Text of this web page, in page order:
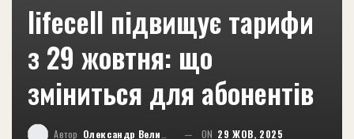
lifecell підвищує тарифи
з 29 жовтня: що
зміниться для абонентів
Автор Олександр Великий ON 29 ЖОВ, 2025